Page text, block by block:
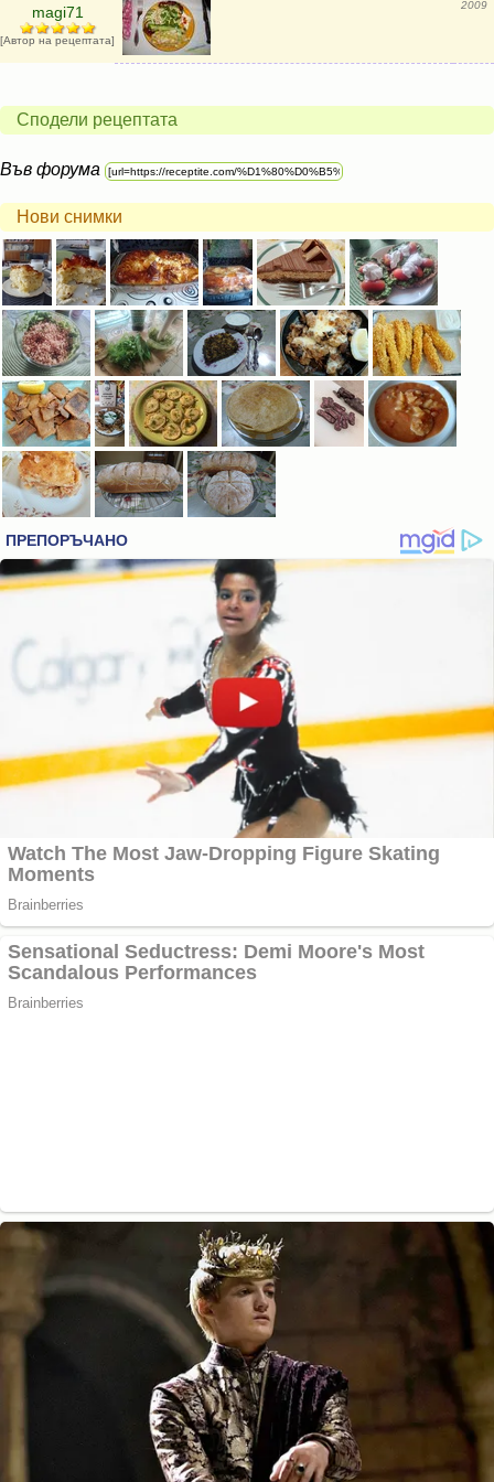
magi71
[Автор на рецептата]
2009
Сподели рецептата
Във форума
Нови снимки